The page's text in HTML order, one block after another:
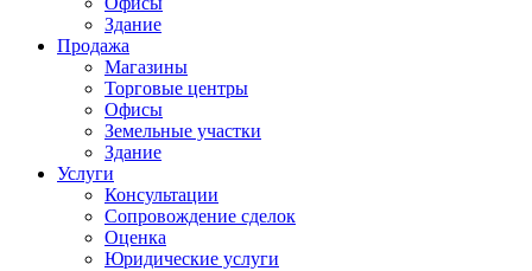
Здание
Продажа
Магазины
Торговые центры
Офисы
Земельные участки
Здание
Услуги
Консультации
Сопровождение сделок
Оценка
Юридические услуги